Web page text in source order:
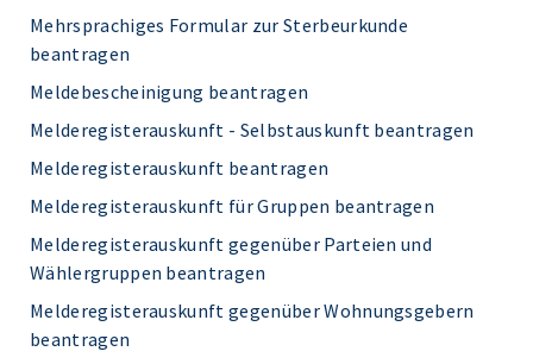
Mehrsprachiges Formular zur Sterbeurkunde
beantragen
Meldebescheinigung beantragen
Melderegisterauskunft - Selbstauskunft beantragen
Melderegisterauskunft beantragen
Melderegisterauskunft für Gruppen beantragen
Melderegisterauskunft gegenüber Parteien und
Wählergruppen beantragen
Melderegisterauskunft gegenüber Wohnungsgebern
beantragen